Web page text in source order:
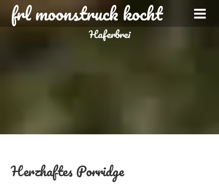
frl moonstruck kocht
Haferbrei
Herzhaftes Porridge